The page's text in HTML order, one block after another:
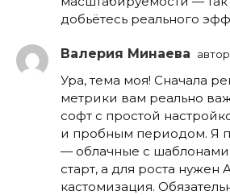
добьётесь реального
Валерия Минаева автор
Ура, тема моя! Сначала
метрики вам реально
софт с простой
и пробным периодом. Я
— облачные с
старт, а для роста нужен
кастомизация.